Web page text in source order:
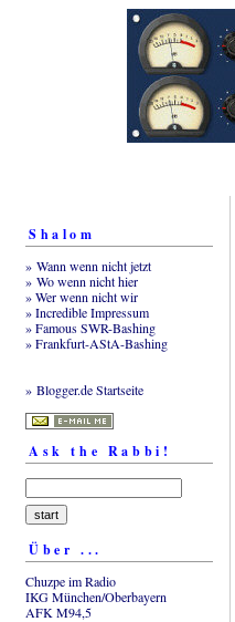
Shalom
» Wann wenn nicht jetzt
» Wo wenn nicht hier
» Wer wenn nicht wir
» Incredible Impressum
» Famous SWR-Bashing
» Frankfurt-AStA-Bashing
» Blogger.de Startseite
Ask the Rabbi!
Über ...
Chuzpe im Radio
IKG München/Oberbayern
AFK M94,5